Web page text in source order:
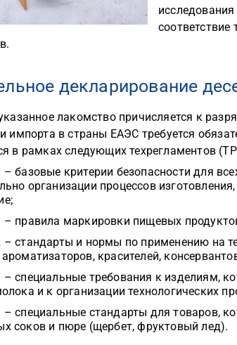
декларирование
лакомство причисляется к
импорта в страны ЕАЭС требуется
в рамках следующих техрегламентов
базовые критерии безопасности для
организации процессов
правила маркировки пищевых
– стандарты и нормы по применению на
красителей,
специальные требования к изделиям,
и к организации технологических
специальные стандарты для товаров,
соков и пюре (щербет, фруктовый лед).